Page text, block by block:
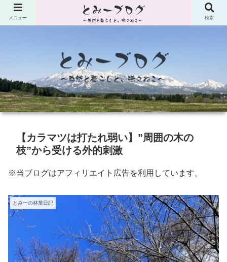
【カラマツは打たれ弱い】”周囲の木の
枝”から受ける外的刺激
※当ブログはアフィリエイト広告を利用しています。
とみーの林業日記
メニュー 検索